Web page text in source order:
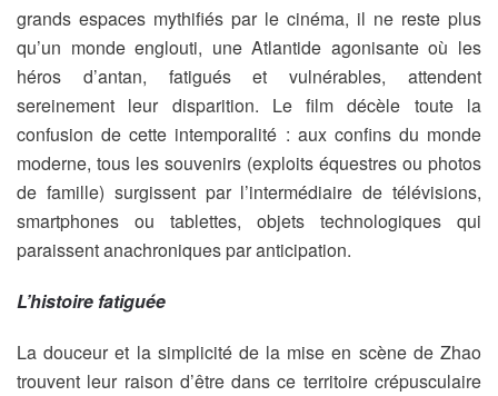
grands espaces mythifiés par le cinéma, il ne reste plus
qu’un monde englouti, une Atlantide agonisante où les
héros d’antan, fatigués et vulnérables, attendent
sereinement leur disparition. Le film décèle toute la
confusion de cette intemporalité : aux confins du monde
moderne, tous les souvenirs (exploits équestres ou photos
de famille) surgissent par l’intermédiaire de télévisions,
smartphones ou tablettes, objets technologiques qui
paraissent anachroniques par anticipation.
L’histoire fatiguée
La douceur et la simplicité de la mise en scène de Zhao
trouvent leur raison d’être dans ce territoire crépusculaire